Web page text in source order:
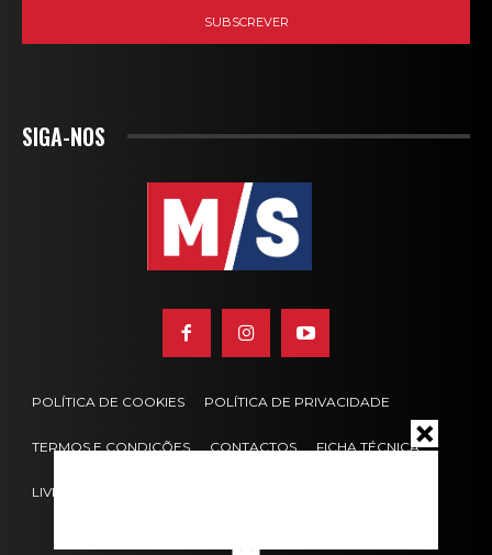
SIGA-NOS
POLÍTICA DE COOKIES POLÍTICA DE PRIVACIDADE
TERMOS E CONDIÇÕES CONTACTOS FICHA TÉCNICA
LIVRO DE RECLAMAÇÕES